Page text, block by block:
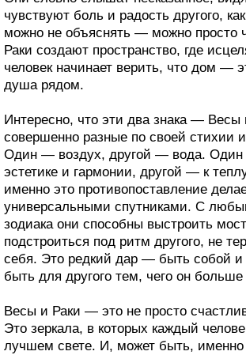
чувствуют боль и радость другого,
можно не объяснять — можно просто
Раки создают пространство, где
человек начинает верить, что дом —
душа рядом.
Интересно, что эти два знака —
совершенно разные по своей стихии и
Один — воздух, другой — вода. Один
эстетике и гармонии, другой — к
именно это противопоставление
универсальными спутниками. С
зодиака они способны выстроить
подстроиться под ритм другого, не
себя. Это редкий дар — быть собой и
быть для другого тем, чего он
Весы и Раки — это не просто
Это зеркала, в которых каждый
лучшем свете. И, может быть, именно